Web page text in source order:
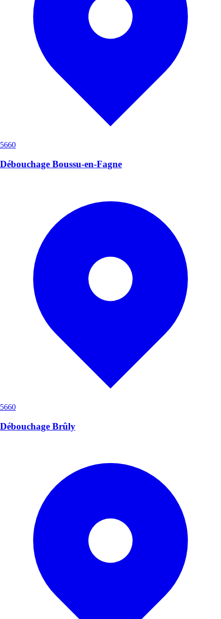
5660
Débouchage Boussu-en-Fagne
5660
Débouchage Brûly